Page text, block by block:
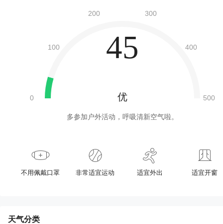
45
优
多参加户外活动，呼吸清新空气啦。
不用佩戴口罩 非常适宜运动 适宜外出 适宜开窗
天气分类